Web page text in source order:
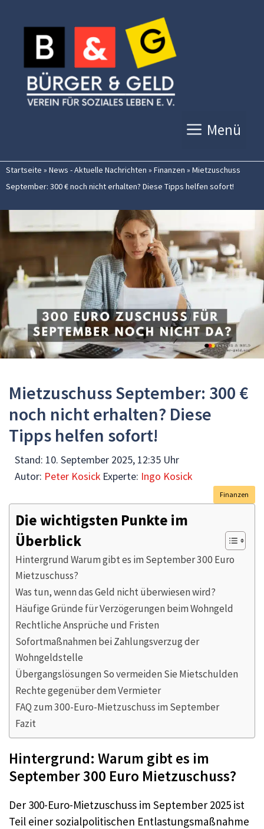
Inhalt
springen
Menü
Startseite » News - Aktuelle Nachrichten » Finanzen » Mietzuschuss
September: 300 € noch nicht erhalten? Diese Tipps helfen sofort!
Mietzuschuss September: 300 €
noch nicht erhalten? Diese
Tipps helfen sofort!
Stand: 10. September 2025, 12:35 Uhr
Autor: Peter Kosick Experte: Ingo Kosick
Finanzen
Die wichtigsten Punkte im
Überblick
Hintergrund Warum gibt es im September 300 Euro
Mietzuschuss?
Was tun, wenn das Geld nicht überwiesen wird?
Häufige Gründe für Verzögerungen beim Wohngeld
Rechtliche Ansprüche und Fristen
Sofortmaßnahmen bei Zahlungsverzug der
Wohngeldstelle
Übergangslösungen So vermeiden Sie Mietschulden
Rechte gegenüber dem Vermieter
FAQ zum 300-Euro-Mietzuschuss im September
Fazit
Hintergrund: Warum gibt es im
September 300 Euro Mietzuschuss?
Der 300-Euro-Mietzuschuss im September 2025 ist
Teil einer sozialpolitischen Entlastungsmaßnahme